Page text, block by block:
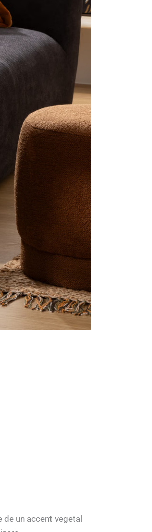
un accent vegetal